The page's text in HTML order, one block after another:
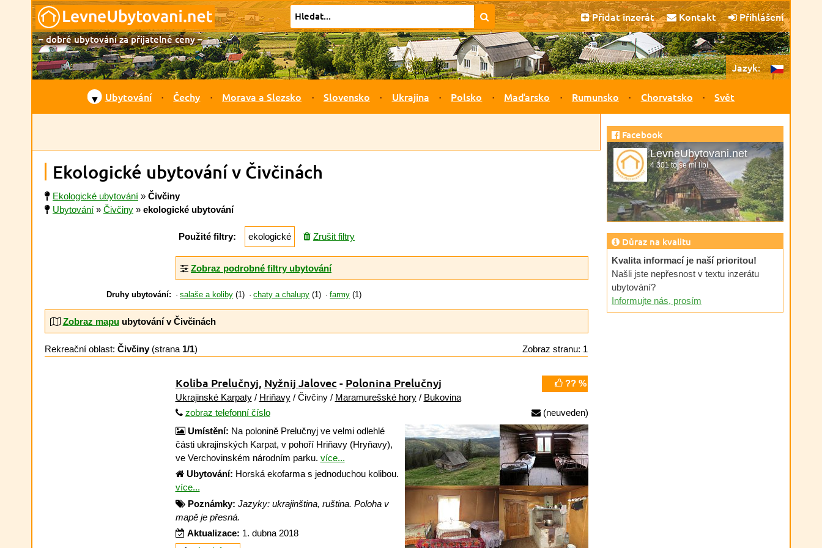
Přidat inzerát Kontakt Přihlášení
– dobré ubytování za přijatelné ceny –
Jazyk:
▼ Ubytování Čechy Morava a Slezsko Slovensko Ukrajina Polsko Maďarsko Rumunsko Chorvatsko Svět
Ekologické ubytování v Čivčinách
Ekologické ubytování » Čivčiny
Ubytování » Čivčiny » ekologické ubytování
Použité filtry: ekologické Zrušit filtry
Zobraz podrobné filtry ubytování
Druhy ubytování: salaše a koliby (1) chaty a chalupy (1) farmy (1)
Zobraz mapuubytování v Čivčinách
Rekreační oblast: Čivčiny(strana 1/1) Zobraz stranu: 1
?? %
Koliba Prelučnyj, Nyžnij Jalovec - Polonina Prelučnyj
Ukrajinské Karpaty/ Hriňavy/ Čivčiny / Maramurešské hory/ Bukovina
zobraz telefonní číslo
(neuveden)
Umístění: Na polonině Prelučnyj ve velmi odlehlé
části ukrajinských Karpat, v pohoří Hriňavy (Hryňavy),
ve Verchovinském národním parku. více...
Ubytování: Horská ekofarma s jednoduchou kolibou.
více...
Poznámky: Jazyky: ukrajinština, ruština. Poloha v
mapě je přesná.
Aktualizace: 1. dubna 2018
Facebook
LevneUbytovani.net
4 301 to se mi líbí
Důraz na kvalitu
Kvalita informací je naší prioritou!
Našli jste nepřesnost v textu inzerátu
ubytování?
Informujte nás, prosím